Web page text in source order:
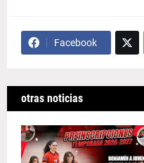
Facebook
otras noticias